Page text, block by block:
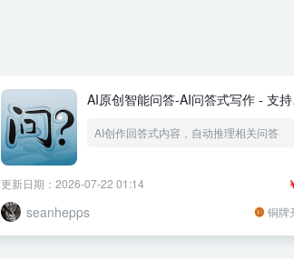
AI原创智能问答-AI问答式写作 - 支持
百度云、文心一言
AI创作回答式内容，自动推理相关问答
更新日期：2026-07-22 01:14
seanhepps 铜牌